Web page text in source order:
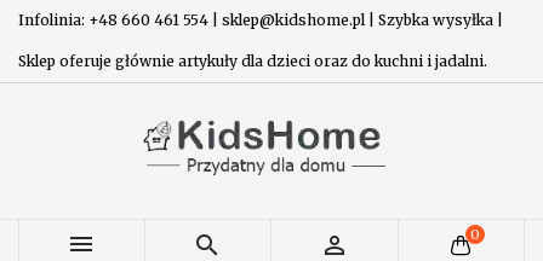
Infolinia: +48 660 461 554 | sklep@kidshome.pl | Szybka wysyłka |
Sklep oferuje głównie artykuły dla dzieci oraz do kuchni i jadalni.
   0